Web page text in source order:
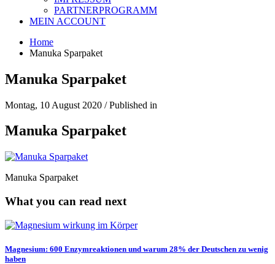
PARTNERPROGRAMM
MEIN ACCOUNT
Home
Manuka Sparpaket
Manuka Sparpaket
Montag, 10 August 2020 /Published in
Manuka Sparpaket
Manuka Sparpaket
What you can read next
Magnesium: 600 Enzymreaktionen und warum 28% der Deutschen zu wenig
haben